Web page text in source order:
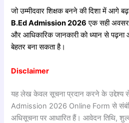
जो उम्मीदवार शिक्षक बनने की दिशा में आगे
B.Ed Admission 2026 एक सही
और आधिकारिक जानकारी को ध्यान से
बेहतर बना सकता है।
Disclaimer
यह लेख केवल सूचना प्रदान करने के उद्देश्य
Admission 2026 Online Form से
अधिसूचना पर आधारित हैं। आवेदन तिथि,